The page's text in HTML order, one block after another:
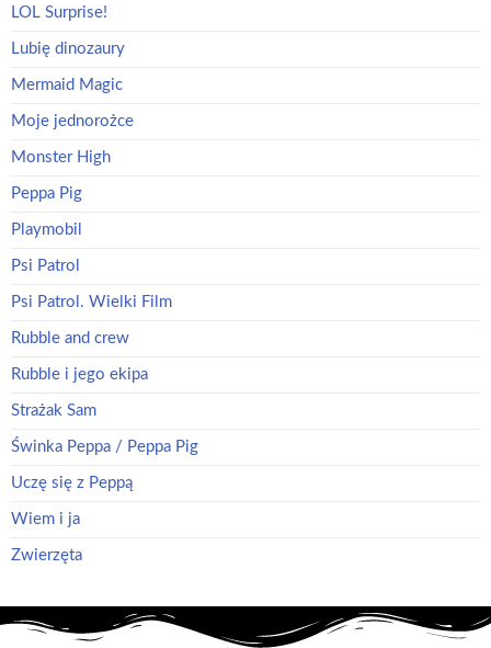
LOL Surprise!
Lubię dinozaury
Mermaid Magic
Moje jednorożce
Monster High
Peppa Pig
Playmobil
Psi Patrol
Psi Patrol. Wielki Film
Rubble and crew
Rubble i jego ekipa
Strażak Sam
Świnka Peppa / Peppa Pig
Uczę się z Peppą
Wiem i ja
Zwierzęta